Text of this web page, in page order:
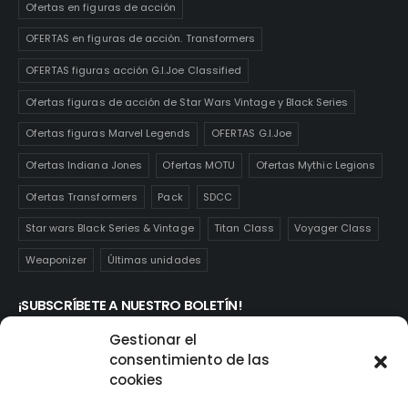
Gestionar el
consentimiento de las
cookies
Ofertas en figuras de acción
OFERTAS en figuras de acción. Transformers
OFERTAS figuras acción G.I.Joe Classified
Ofertas figuras de acción de Star Wars Vintage y Black Series
Ofertas figuras Marvel Legends OFERTAS G.I.Joe
Ofertas Indiana Jones Ofertas MOTU Ofertas Mythic Legions
Ofertas Transformers Pack SDCC
Star wars Black Series & Vintage Titan Class Voyager Class
Weaponizer Últimas unidades
¡SUBSCRÍBETE A NUESTRO BOLETÍN!
Te mantendrás informado de las novedades y ofertas que
realmente te interesan. Subscríbete aquí: